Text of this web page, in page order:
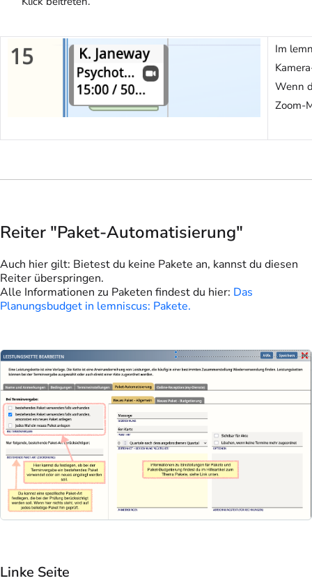
Im
Wenn
Zoom-
Reiter "Paket-Automatisierung"
Auch hier gilt: Bietest du keine Pakete an, kannst du diesen
Reiter überspringen.
Alle Informationen zu Paketen findest du hier: Das
Planungsbudget in lemniscus: Pakete.
Linke Seite